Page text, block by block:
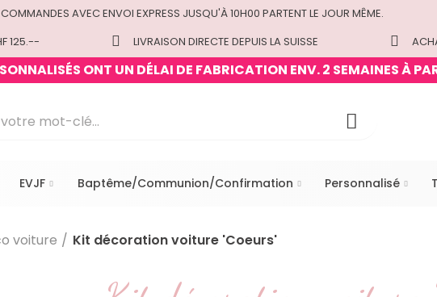
COMMANDES AVEC ENVOI EXPRESS JUSQU'À 10H00 PARTENT LE JOUR MÊME.
125.--
LIVRAISON DIRECTE DEPUIS LA SUISSE
ONT UN DÉLAI DE FABRICATION ENV. 2 SEMAINES À
EVJF Baptême/Communion/Confirmation Personnalisé
voiture Kit décoration voiture 'Coeurs'